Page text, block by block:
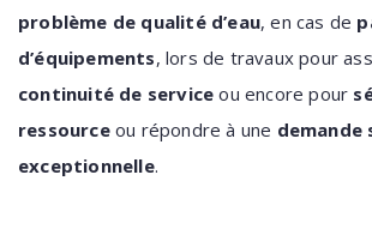
problème de qualité d’eau, en cas de
d’équipements, lors de travaux pour
continuité de service ou encore pour
ressourceou répondre à une demande
exceptionnelle.